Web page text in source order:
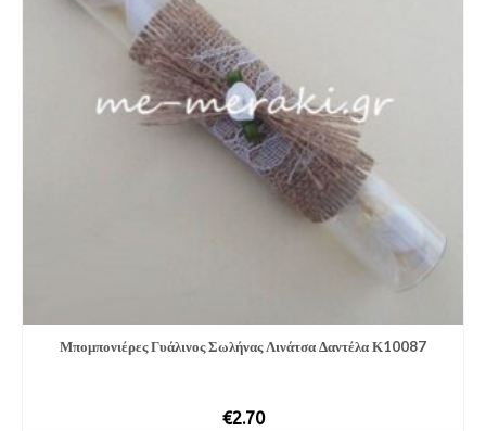
Μπομπονιέρες Γυάλινος Σωλήνας Λινάτσα Δαντέλα Κ10087
€2.70